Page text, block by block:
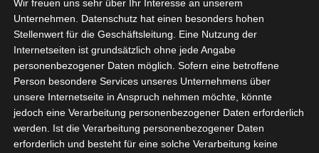
Ligue 1 Pro: Spielplan der ersten 15
Spieltage der Saison 2026/2027
Ligue 2 Pro Tunesien 2026/2027 –
Saison beginnt am am 19./20.
September 2026
Internationaler Sportgerichtshof
lehnt Eilverfahren ab – AS Soliman
steuert auf die Ligue 2 zu
tunesienfussball.de
Tunesien Ligafußball
Wir freuen uns sehr über Ihr Interesse an unserem
Unternehmen. Datenschutz hat einen besonders hohen
Stellenwert für die Geschäftsleitung. Eine Nutzung der
Internetseiten ist grundsätzlich ohne jede Angabe
personenbezogener Daten möglich. Sofern eine betroffene
Person besondere Services unseres Unternehmens über
unsere Internetseite in Anspruch nehmen möchte, könnte
jedoch eine Verarbeitung personenbezogener Daten erforderlich
werden. Ist die Verarbeitung personenbezogener Daten
erforderlich und besteht für eine solche Verarbeitung keine